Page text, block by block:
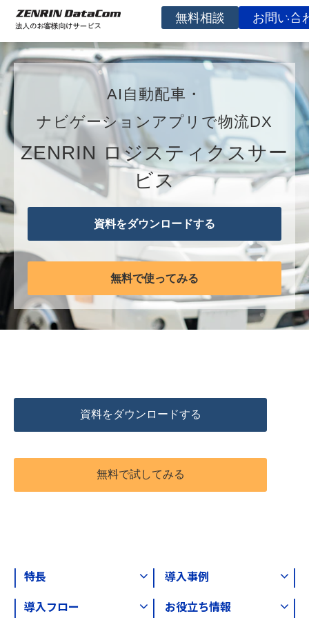
無料相談 お問い合
サービスを探す
お役立ち資料
コラム
イベント
よくあるご質問
AI自動配車・
ナビゲーションアプリで物流DX
ZENRIN ロジスティクスサー
ビス
資料をダウンロードする
無料で使ってみる
資料をダウンロードする
無料で試してみる
特長
導入事例
導入フロー
お役立ち情報